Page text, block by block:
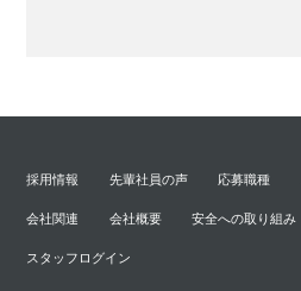
採用情報 先輩社員の声 応募職種
会社関連 会社概要 安全への取り組み
スタッフログイン